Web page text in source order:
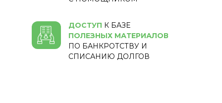
ДОСТУП К БАЗЕ
ПОЛЕЗНЫХ МАТЕРИАЛОВ
ПО БАНКРОТСТВУ И
СПИСАНИЮ ДОЛГОВ